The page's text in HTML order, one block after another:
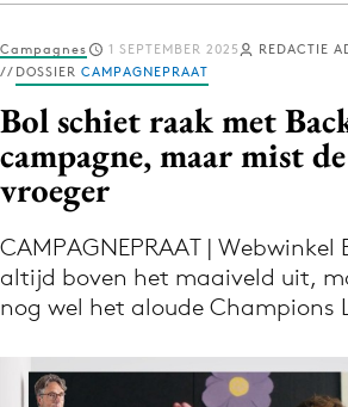
Log in
Download de app
Volg het laatste nieuws via
Campagnes 1 SEPTEMBER 2025
REDACTIE
DOSSIER CAMPAGNEPRAAT
Bol schiet raak met
campagne, maar mist
vroeger
CAMPAGNEPRAAT | Webwinkel
altijd boven het maaiveld uit,
nog wel het aloude Champions